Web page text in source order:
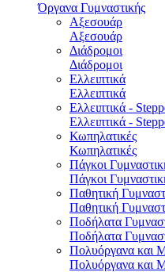
Όργανα Γυμναστικής
Αξεσουάρ
Αξεσουάρ
Διάδρομοι
Διάδρομοι
Ελλειπτικά
Ελλειπτικά
Ελλειπτικά -
Ελλειπτικά -
Κωπηλατικές
Κωπηλατικές
Πάγκοι
Πάγκοι
Παθητική
Παθητική
Ποδήλατα
Ποδήλατα
Πολυόργανα και
Πολυόργανα και